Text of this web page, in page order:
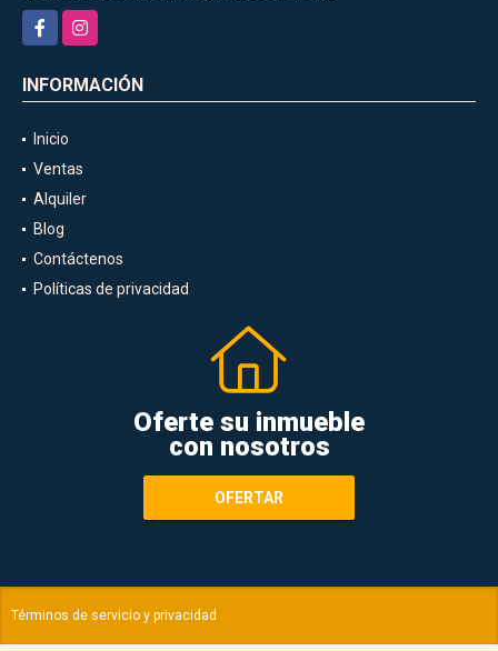
FacebookInstagram
INFORMACIÓN
Inicio
Ventas
Alquiler
Blog
Contáctenos
Políticas de privacidad
Oferte su inmueble
con nosotros
OFERTAR
Términos de servicio y privacidad